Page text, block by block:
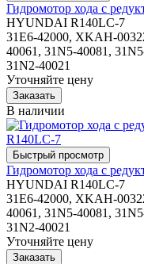
Гидромотор хода с
HYUNDAI R140LC-7
31E6-42000, XKAH-
40061, 31N5-40081,
31N2-40021
Уточняйте цену
В наличии
Гидромотор хода с
HYUNDAI R140LC-7
31E6-42000, XKAH-
40061, 31N5-40081,
31N2-40021
Уточняйте цену